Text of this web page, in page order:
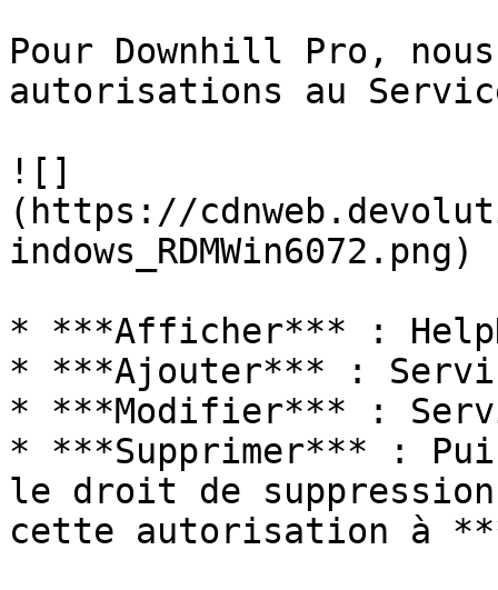
Pour Downhill Pro,
autorisations au
![]
(https://
indows_RDMWin6072.png)
* ***Afficher*** :
* ***Ajouter*** :
* ***Modifier*** :
* ***Supprimer*** :
le droit de
cette autorisation à